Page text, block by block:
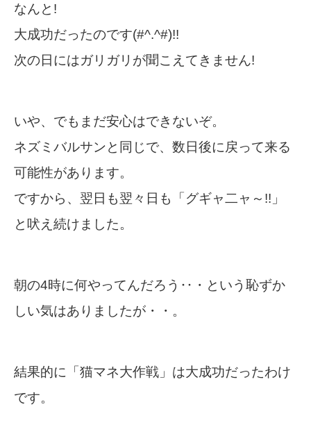
なんと!
大成功だったのです(#^.^#)!!
次の日にはガリガリが聞こえてきません!
いや、でもまだ安心はできないぞ。
ネズミバルサンと同じで、数日後に戻って来る
可能性があります。
ですから、翌日も翌々日も「グギャ二ャ～!!」
と吠え続けました。
朝の4時に何やってんだろう‥・という恥ずか
しい気はありましたが・・。
結果的に「猫マネ大作戦」は大成功だったわけ
です。